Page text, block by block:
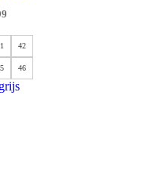
42
46